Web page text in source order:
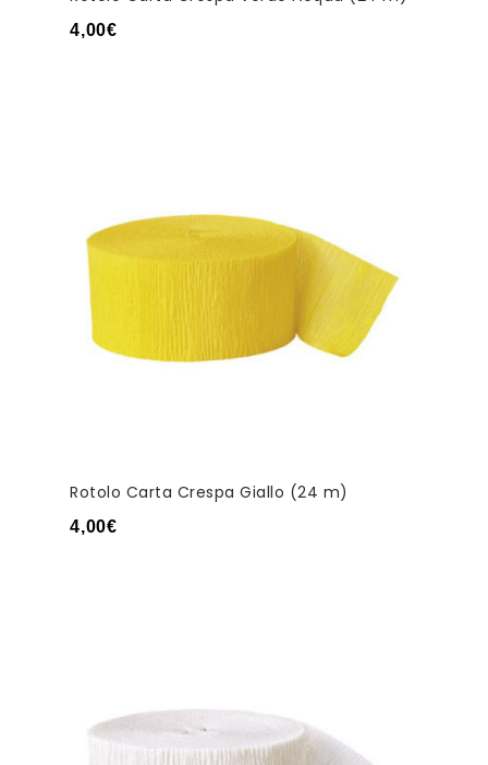
4,00€
Rotolo Carta Crespa Giallo (24 m)
4,00€